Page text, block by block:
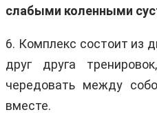
слабыми коленными
6. Комплекс состоит из
друг друга
чередовать между
вместе.